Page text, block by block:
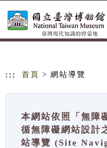
::: 首頁 > 網站導覽
本網站依照「無障
循無障礙網站設計
站導覽 (Site